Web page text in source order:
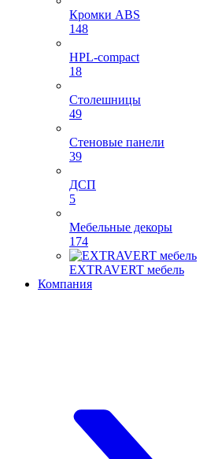
Кромки ABS
148
HPL-compact
18
Столешницы
49
Стеновые панели
39
ДСП
5
Мебельные декоры
174
EXTRAVERT мебель
Компания